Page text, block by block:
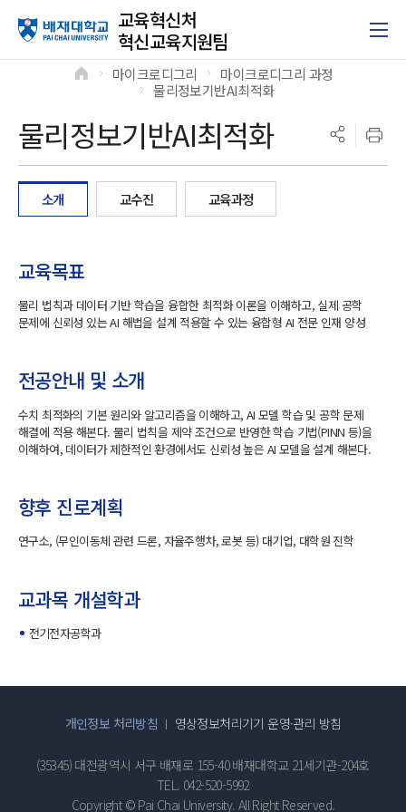
교육혁신처
혁신교육지원팀
물리정보기반AI최적화
마이크로디그리
>
마이크로디그리 과정
물리정보기반AI최적화
소개 교수진 교육과정
교육목표
물리 법칙과 데이터 기반 학습을 융합한 최적화 이론을 이해하고, 실제 공학
문제에 신뢰성 있는 AI 해법을 설계 적용할 수 있는 융합형 AI 전문 인재 양성
전공안내 및 소개
수치 최적화의 기본 원리와 알고리즘을 이해하고, AI 모델 학습 및 공학 문제
해결에 적용 해본다. 물리 법칙을 제약 조건으로 반영한 학습 기법(PINN 등)을
이해하여, 데이터가 제한적인 환경에서도 신뢰성 높은 AI 모델을 설계 해본다.
향후 진로계획
연구소, (무인이동체 관련 드론, 자율주행차, 로봇 등) 대기업, 대학원 진학
교과목 개설학과
전기전자공학과
개인정보 처리방침 영상정보처리기기 운영·관리 방침
(35345) 대전광역시 서구 배재로 155-40 배재대학교 21세기관-204호
TEL. 042-520-5992
Copyright © Pai Chai University. All Right Reserved.